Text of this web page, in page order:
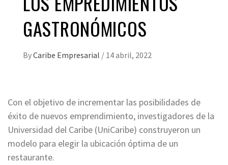
GASTRONÓMICOS
ByCaribe Empresarial / 14 abril, 2022
Con el objetivo de incrementar las posibilidades de
éxito de nuevos emprendimiento, investigadores de la
Universidad del Caribe (UniCaribe) construyeron un
modelo para elegir la ubicación óptima de un
restaurante.